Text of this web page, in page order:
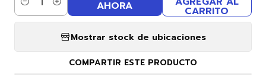
Cantidad CARRITO
AHORA
Mostrar stock de ubicaciones
COMPARTIR ESTE PRODUCTO